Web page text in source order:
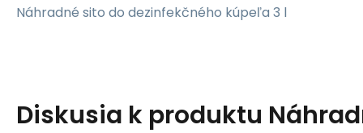
Náhradné sito do dezinfekčného kúpeľa 3 l
Diskusia k produktu